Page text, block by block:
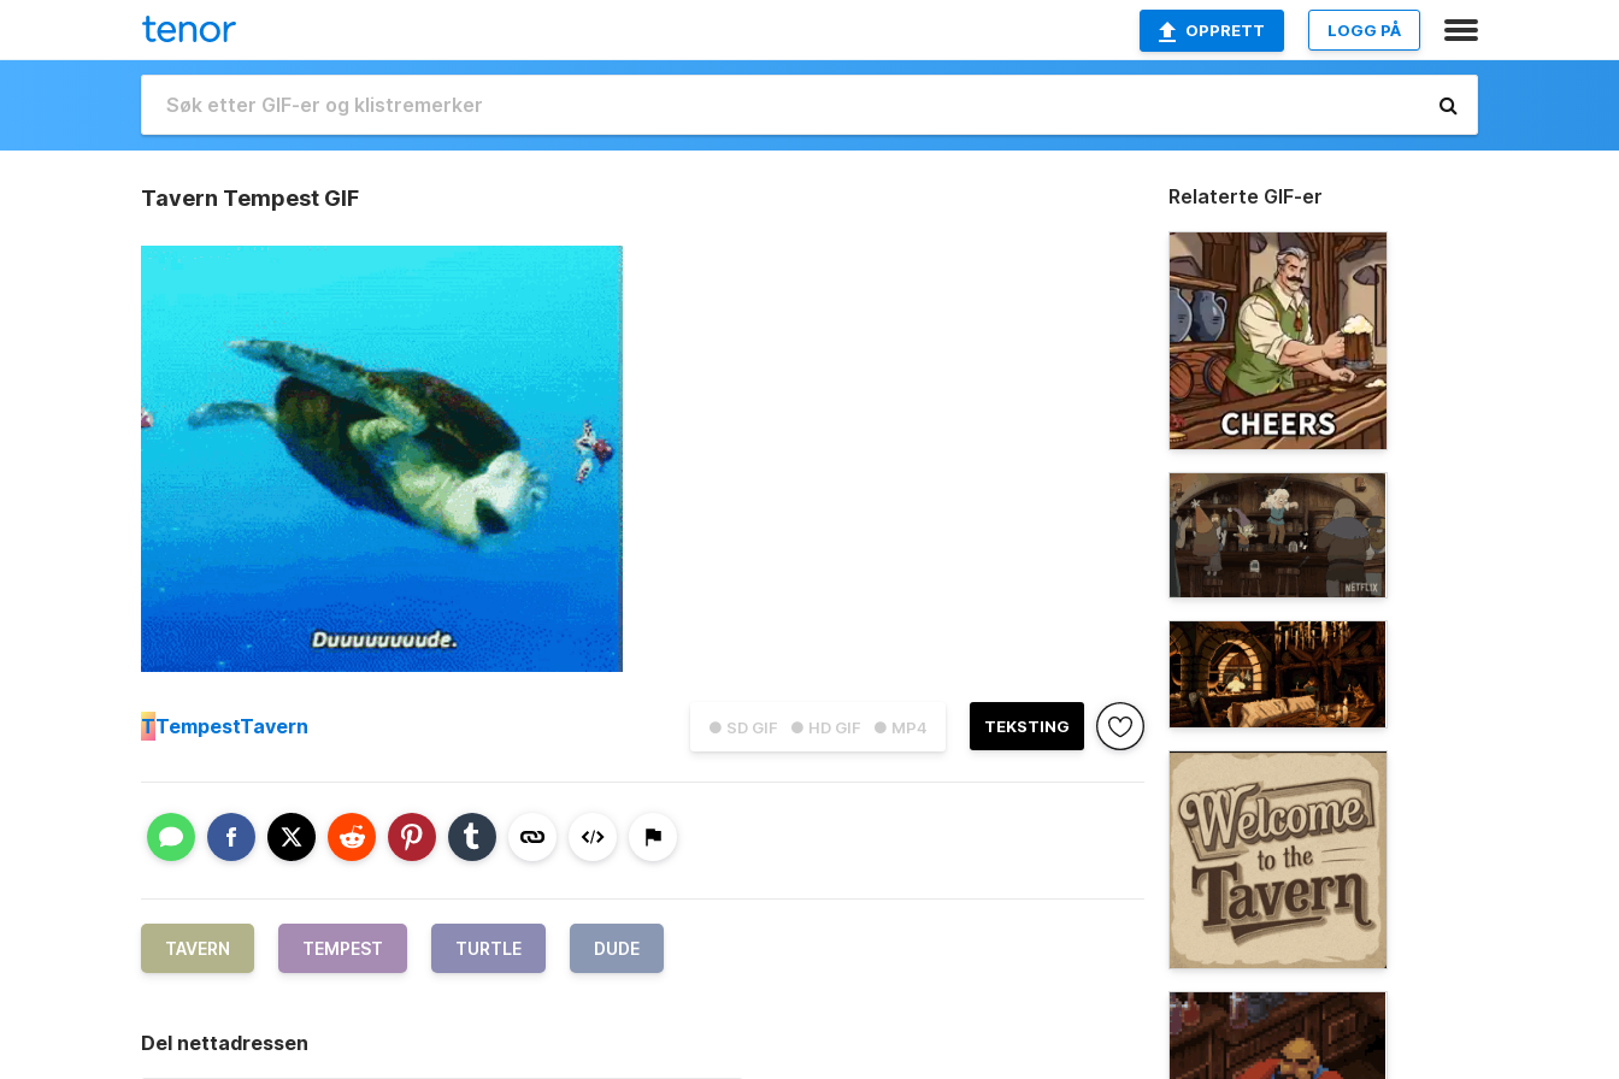
OPPRETT LOGG PÅ
Tavern Tempest GIF
● SD GIF ● HD GIF ● MP4 TEKSTING
TTempestTavern
TAVERN TEMPEST TURTLE DUDE
Del nettadressen
Relaterte GIF-er